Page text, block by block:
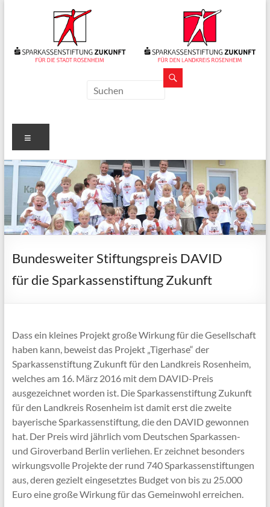
Sparkassenstiftungen
Für
Stadt
und
Landkreis
Rosenheim
Bundesweiter Stiftungspreis DAVID
für die Sparkassenstiftung Zukunft
Dass ein kleines Projekt große Wirkung für die Gesellschaft
haben kann, beweist das Projekt „Tigerhase“ der
Sparkassenstiftung Zukunft für den Landkreis Rosenheim,
welches am 16. März 2016 mit dem DAVID-Preis
ausgezeichnet worden ist. Die Sparkassenstiftung Zukunft
für den Landkreis Rosenheim ist damit erst die zweite
bayerische Sparkassenstiftung, die den DAVID gewonnen
hat. Der Preis wird jährlich vom Deutschen Sparkassen-
und Giroverband Berlin verliehen. Er zeichnet besonders
wirkungsvolle Projekte der rund 740 Sparkassenstiftungen
aus, deren gezielt eingesetztes Budget von bis zu 25.000
Euro eine große Wirkung für das Gemeinwohl erreichen.